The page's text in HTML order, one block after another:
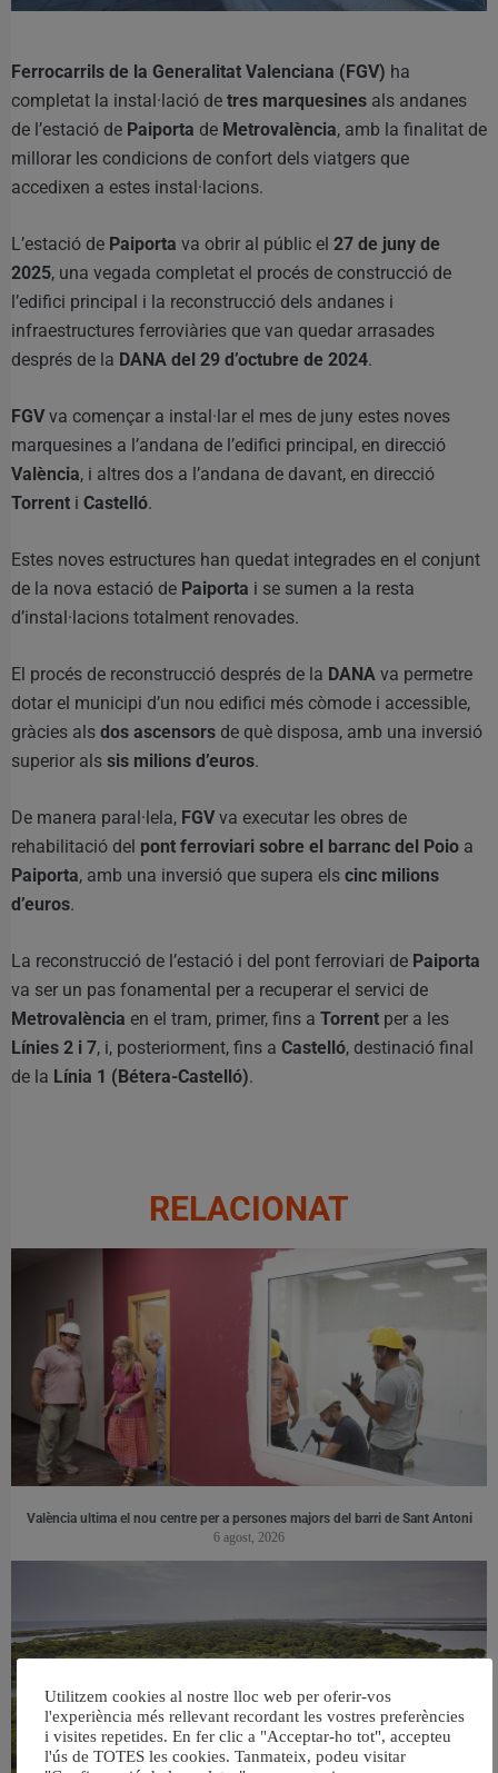
Ferrocarrils de la Generalitat Valenciana (FGV) ha
completat la instal·lació de tres marquesines als andanes
de l’estació de Paiporta de Metrovalència, amb la finalitat de
millorar les condicions de confort dels viatgers que
accedixen a estes instal·lacions.
L’estació de Paiporta va obrir al públic el 27 de juny de
2025, una vegada completat el procés de construcció de
l’edifici principal i la reconstrucció dels andanes i
infraestructures ferroviàries que van quedar arrasades
després de la DANA del 29 d’octubre de 2024.
FGV va començar a instal·lar el mes de juny estes noves
marquesines a l’andana de l’edifici principal, en direcció
València, i altres dos a l’andana de davant, en direcció
Torrent i Castelló.
Estes noves estructures han quedat integrades en el conjunt
de la nova estació de Paiporta i se sumen a la resta
d’instal·lacions totalment renovades.
El procés de reconstrucció després de la DANA va permetre
dotar el municipi d’un nou edifici més còmode i accessible,
gràcies als dos ascensors de què disposa, amb una inversió
superior als sis milions d’euros.
De manera paral·lela, FGV va executar les obres de
rehabilitació del pont ferroviari sobre el barranc del Poio a
Paiporta, amb una inversió que supera els cinc milions
d’euros.
La reconstrucció de l’estació i del pont ferroviari de Paiporta
va ser un pas fonamental per a recuperar el servici de
Metrovalència en el tram, primer, fins a Torrent per a les
Línies 2 i 7, i, posteriorment, fins a Castelló, destinació final
de la Línia 1 (Bétera-Castelló).
RELACIONAT
València ultima el nou centre per a persones majors del barri de Sant Antoni
6 agost, 2026
Utilitzem cookies al nostre lloc web per oferir-vos
l'experiència més rellevant recordant les vostres preferències
i visites repetides. En fer clic a "Acceptar-ho tot", accepteu
l'ús de TOTES les cookies. Tanmateix, podeu visitar